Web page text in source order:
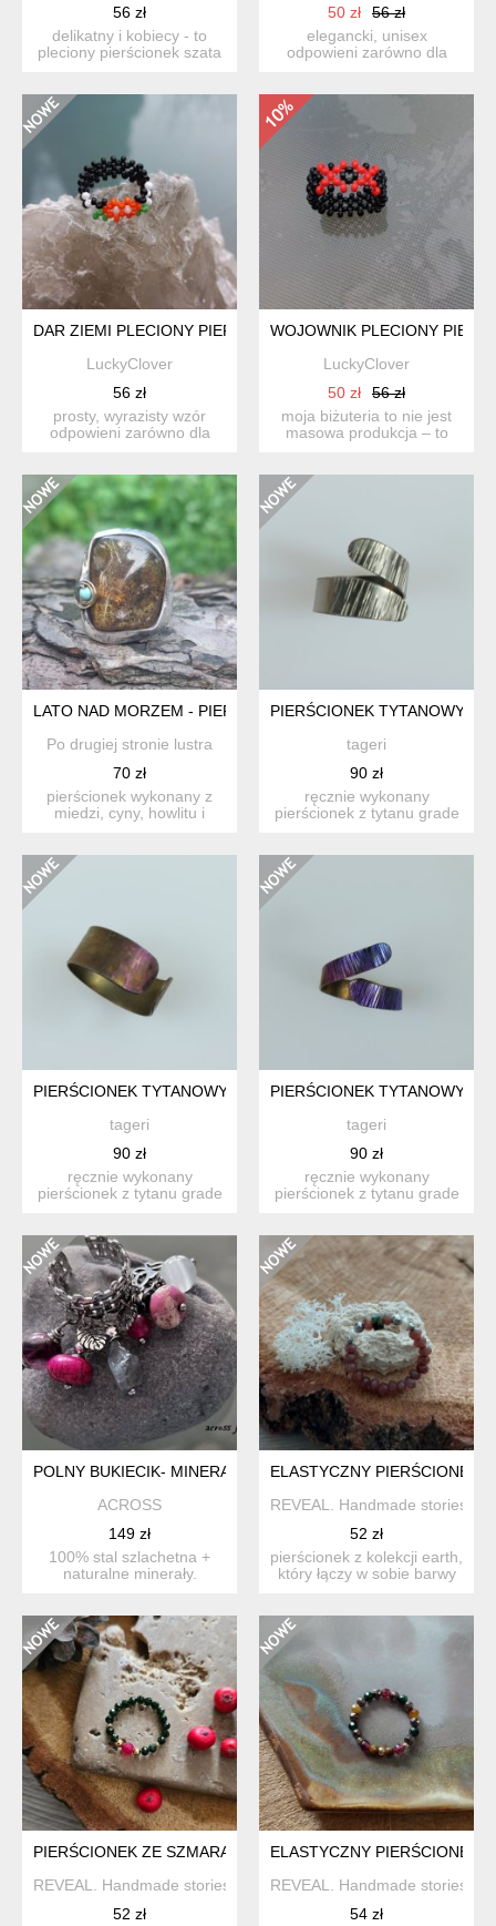
56 zł
delikatny i kobiecy - to
pleciony pierścionek szata
50 zł
56 zł
elegancki, unisex
odpowieni zarówno dla
DAR ZIEMI PLECIONY PIERŚCIONEK Z KORALIKÓW
LuckyClover
56 zł
prosty, wyrazisty wzór
odpowieni zarówno dla
WOJOWNIK PLECIONY
LuckyClover
50 zł
56 zł
moja biżuteria to nie jest
masowa produkcja – to
LATO NAD MORZEM - PIERŚCIONEK REGULOWANY
Po drugiej stronie lustra
70 zł
pierścionek wykonany z
miedzi, cyny, howlitu i
PIERŚCIONEK TYTANOWY
tageri
90 zł
ręcznie wykonany
pierścionek z tytanu grade
PIERŚCIONEK TYTANOWY "PINK GOLD"
tageri
90 zł
ręcznie wykonany
pierścionek z tytanu grade
PIERŚCIONEK TYTANOWY
tageri
90 zł
ręcznie wykonany
pierścionek z tytanu grade
POLNY BUKIECIK- MINERAŁY W STALI SZLACHETNEJ
ACROSS
149 zł
100% stal szlachetna +
naturalne minerały.
ELASTYCZNY PIERŚCIONEK
REVEAL. Handmade stories
52 zł
pierścionek z kolekcji earth,
który łączy w sobie barwy
PIERŚCIONEK ZE SZMARAGDEM NILU I JADEITEM
REVEAL. Handmade stories
52 zł
ELASTYCZNY PIERŚCIONEK
REVEAL. Handmade stories
54 zł